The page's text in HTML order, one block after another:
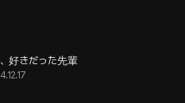
好きだった先輩